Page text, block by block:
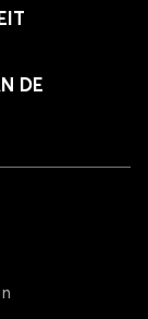
DE